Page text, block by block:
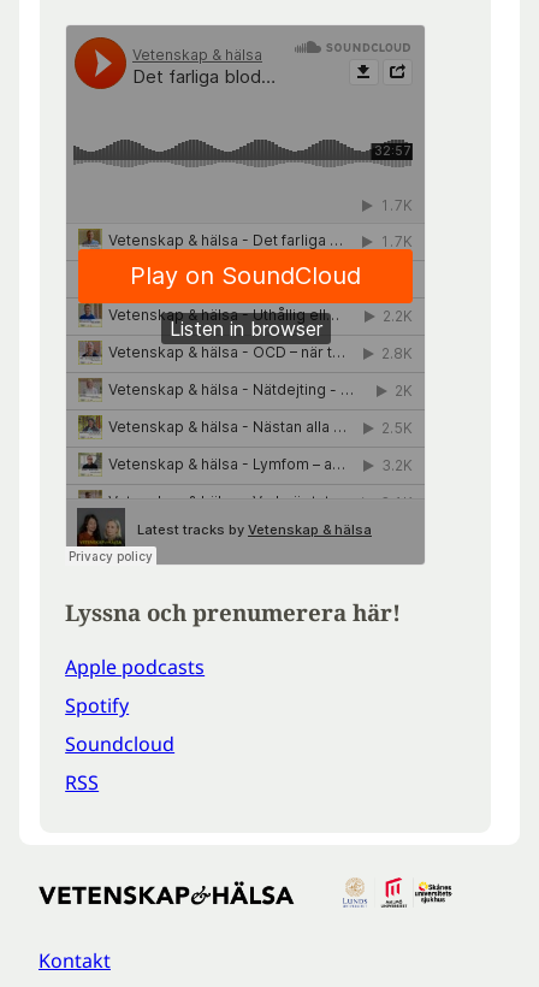
Lyssna och prenumerera här!
Apple podcasts
Spotify
Soundcloud
RSS
Kontakt